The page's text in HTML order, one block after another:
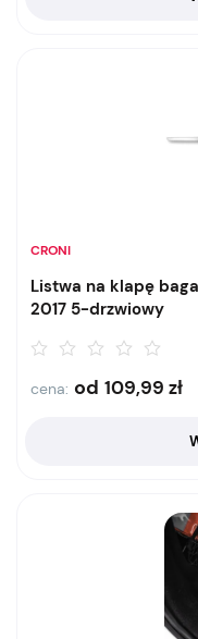
CRONI
Listwa na klapę
2017 5-drzwiowy
cena: od 109,99 zł